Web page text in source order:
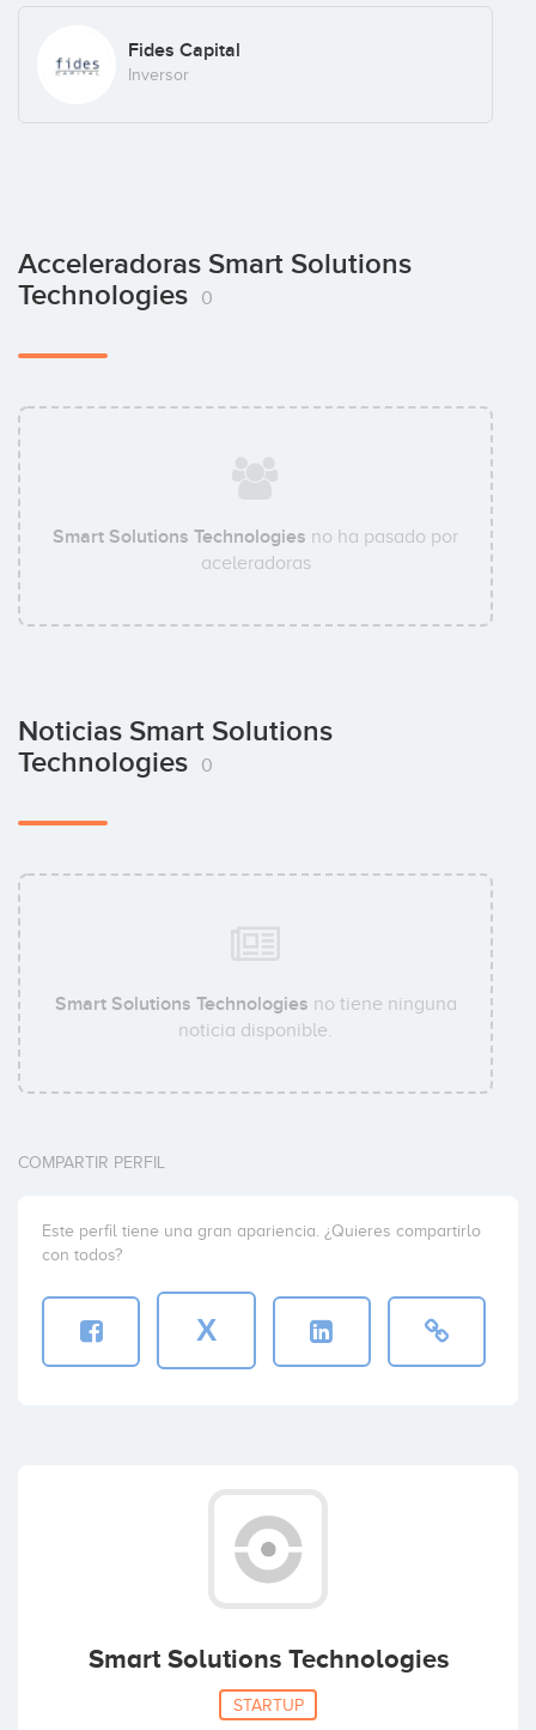
Fides Capital
Inversor
Acceleradoras Smart Solutions
Technologies
0
Smart Solutions Technologies no ha pasado por
aceleradoras
Noticias Smart Solutions
Technologies
0
Smart Solutions Technologies no tiene ninguna
noticia disponible.
COMPARTIR PERFIL
Este perfil tiene una gran apariencia. ¿Quieres compartirlo
con todos?
X
Smart Solutions Technologies
STARTUP